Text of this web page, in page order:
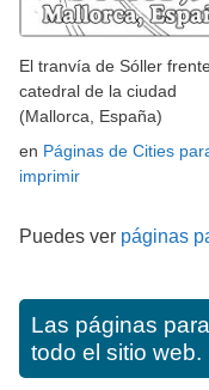
El tranvía de Sóller
catedral de la ciudad
(Mallorca, España)
en Páginas de Cities
imprimir
Puedes ver páginas
Las páginas
todo el sitio web.